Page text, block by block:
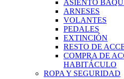
ASIENTO
ARNESES
VOLANTES
PEDALES
EXTINCIÓN
RESTO DE
COMPRA DE
HABITÁCULO
ROPA Y SEGURIDAD